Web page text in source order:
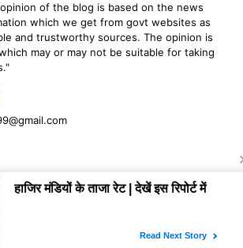
of the blog is based on the news
which we get from govt websites as
and trustworthy sources. The opinion is
may or may not be suitable for taking
Bhav Today. All rights Reserved. Powered by TIMES